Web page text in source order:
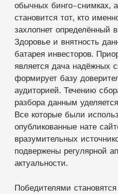
обычных бинго-снимках,
становится тот, кто
захлопнет определённый
Здоровье и внятность
батарея инвесторов.
является дача надёжных
формирует базу
аудиторией. Течению
разбора данным
Все которые были
опубликованные нате
вразумительных
подвержены регулярной
актуальности.
Победителями становятся